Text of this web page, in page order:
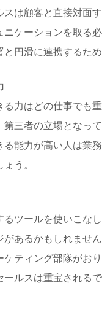
スは顧客と直接対面
ニケーションを取る
円滑に連携するた
る力はどの仕事でも
三者の立場となっ
る能力が高い人は業
う。
るツールを使いこな
あるかもしれませ
ケティング部隊がお
ルスは重宝されるで